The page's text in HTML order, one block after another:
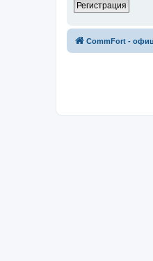
Регистрация
CommFort -